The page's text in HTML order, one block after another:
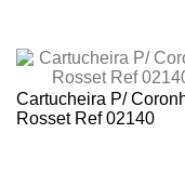
Cartucheira P/
Rosset Ref 02140